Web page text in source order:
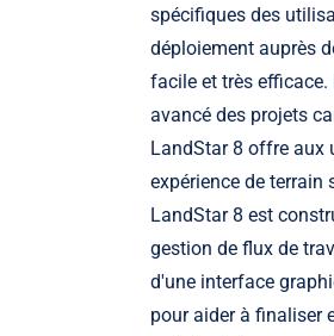
spécifiques des
déploiement auprès
facile et très
avancé des projets
LandStar 8 offre aux
expérience de terrain
LandStar 8 est
gestion de flux de
d'une interface
pour aider à finaliser